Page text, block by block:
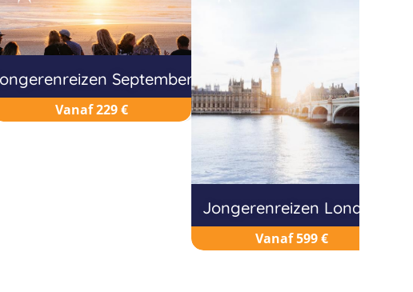
September
Vanaf 229 €
Jongerenreizen Londen
Vanaf 599 €